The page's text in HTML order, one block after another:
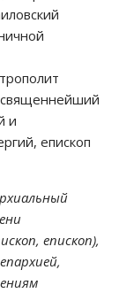
и
епископ
епископ),